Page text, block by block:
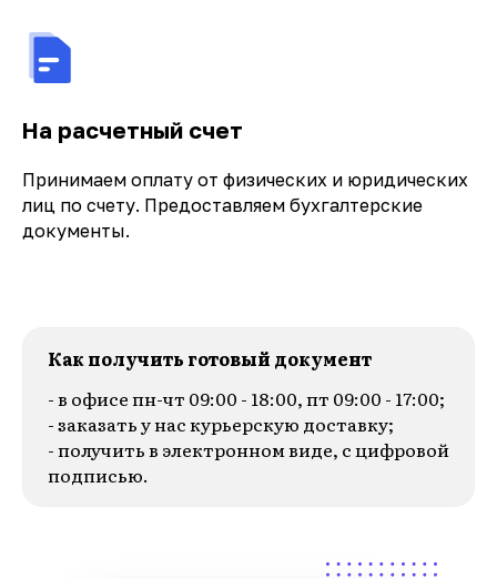
На расчетный счет
Принимаем оплату от физических и юридических
лиц по счету. Предоставляем бухгалтерские
документы.
Как получить готовый документ
- в офисе пн-чт 09:00 - 18:00, пт 09:00 - 17:00;
- заказать у нас курьерскую доставку;
- получить в электронном виде, с цифровой
подписью.